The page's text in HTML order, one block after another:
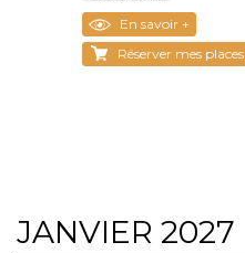
En savoir +
Réserver mes places
JANVIER 2027